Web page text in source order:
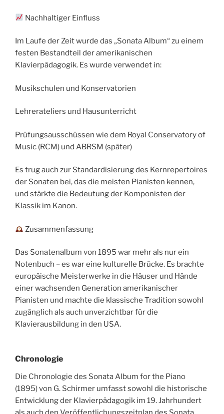
Nachhaltiger Einfluss
Im Laufe der Zeit wurde das „Sonata Album“ zu einem
festen Bestandteil der amerikanischen
Klavierpädagogik. Es wurde verwendet in:
Musikschulen und Konservatorien
Lehrerateliers und Hausunterricht
Prüfungsausschüssen wie dem Royal Conservatory of
Music (RCM) und ABRSM (später)
Es trug auch zur Standardisierung des Kernrepertoires
der Sonaten bei, das die meisten Pianisten kennen,
und stärkte die Bedeutung der Komponisten der
Klassik im Kanon.
Zusammenfassung
Das Sonatenalbum von 1895 war mehr als nur ein
Notenbuch – es war eine kulturelle Brücke. Es brachte
europäische Meisterwerke in die Häuser und Hände
einer wachsenden Generation amerikanischer
Pianisten und machte die klassische Tradition sowohl
zugänglich als auch unverzichtbar für die
Klavierausbildung in den USA.
Chronologie
Die Chronologie des Sonata Album for the Piano
(1895) von G. Schirmer umfasst sowohl die historische
Entwicklung der Klavierpädagogik im 19. Jahrhundert